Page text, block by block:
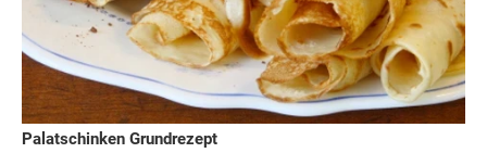
Palatschinken Grundrezept